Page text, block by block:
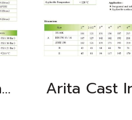
Arita Brass Safety Valve, BSPT, Class 200 PSI PTFE 210 °C